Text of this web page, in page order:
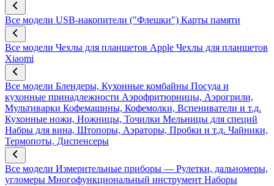
Все модели USB-накопители ("Флешки") Карты памяти
Все модели Чехлы для планшетов Apple Чехлы для планшетов
Xiaomi
Все модели Блендеры, Кухонные комбайны Посуда и
кухонные принадлежности Аэрофритюрницы, Аэрогрили,
Мультиварки Кофемашины, Кофемолки, Вспениватели и т.д.
Кухонные ножи, Ножницы, Точилки Мельницы для специй
Набры для вина, Штопоры, Аэраторы, Пробки и т.д. Чайники,
Термопоты, Диспенсеры
Все модели Измерительные приборы — Рулетки, дальномеры,
угломеры Многофункциональный инструмент Наборы